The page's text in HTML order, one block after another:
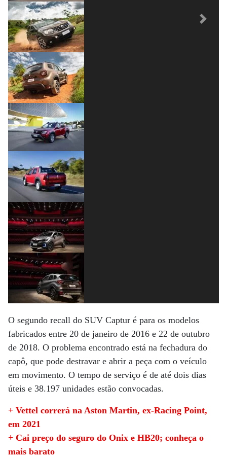
Previous Next
O segundo recall do SUV Captur é para os modelos
fabricados entre 20 de janeiro de 2016 e 22 de outubro
de 2018. O problema encontrado está na fechadura do
capô, que pode destravar e abrir a peça com o veículo
em movimento. O tempo de serviço é de até dois dias
úteis e 38.197 unidades estão convocadas.
+ Vettel correrá na Aston Martin, ex-Racing Point,
em 2021
+ Cai preço do seguro do Onix e HB20; conheça o
mais barato